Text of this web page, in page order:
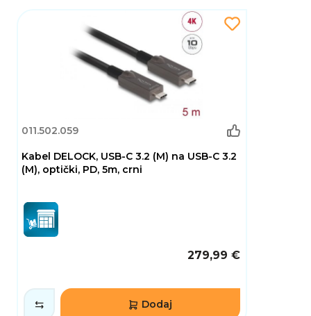
011.502.059
Kabel DELOCK, USB-C 3.2 (M) na USB-C 3.2
(M), optički, PD, 5m, crni
279,99 €
Dodaj